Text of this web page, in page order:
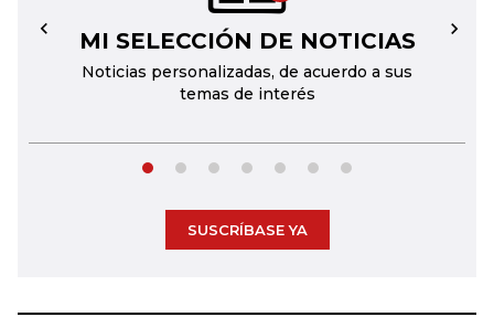
MI SELECCIÓN DE NOTICIAS
Noticias personalizadas, de acuerdo a sus
temas de interés
← →
SUSCRÍBASE YA